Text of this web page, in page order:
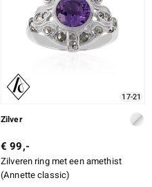
17-21
Zilver
€ 99,-
Zilveren ring met een amethist
(Annette classic)